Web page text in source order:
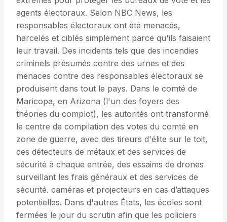
agents électoraux. Selon NBC News, les
responsables électoraux ont été menacés,
harcelés et ciblés simplement parce qu'ils faisaient
leur travail. Des incidents tels que des incendies
criminels présumés contre des urnes et des
menaces contre des responsables électoraux se
produisent dans tout le pays. Dans le comté de
Maricopa, en Arizona (l'un des foyers des
théories du complot), les autorités ont transformé
le centre de compilation des votes du comté en
zone de guerre, avec des tireurs d'élite sur le toit,
des détecteurs de métaux et des services de
sécurité à chaque entrée, des essaims de drones
surveillant les frais généraux et des services de
sécurité. caméras et projecteurs en cas d’attaques
potentielles. Dans d'autres États, les écoles sont
fermées le jour du scrutin afin que les policiers